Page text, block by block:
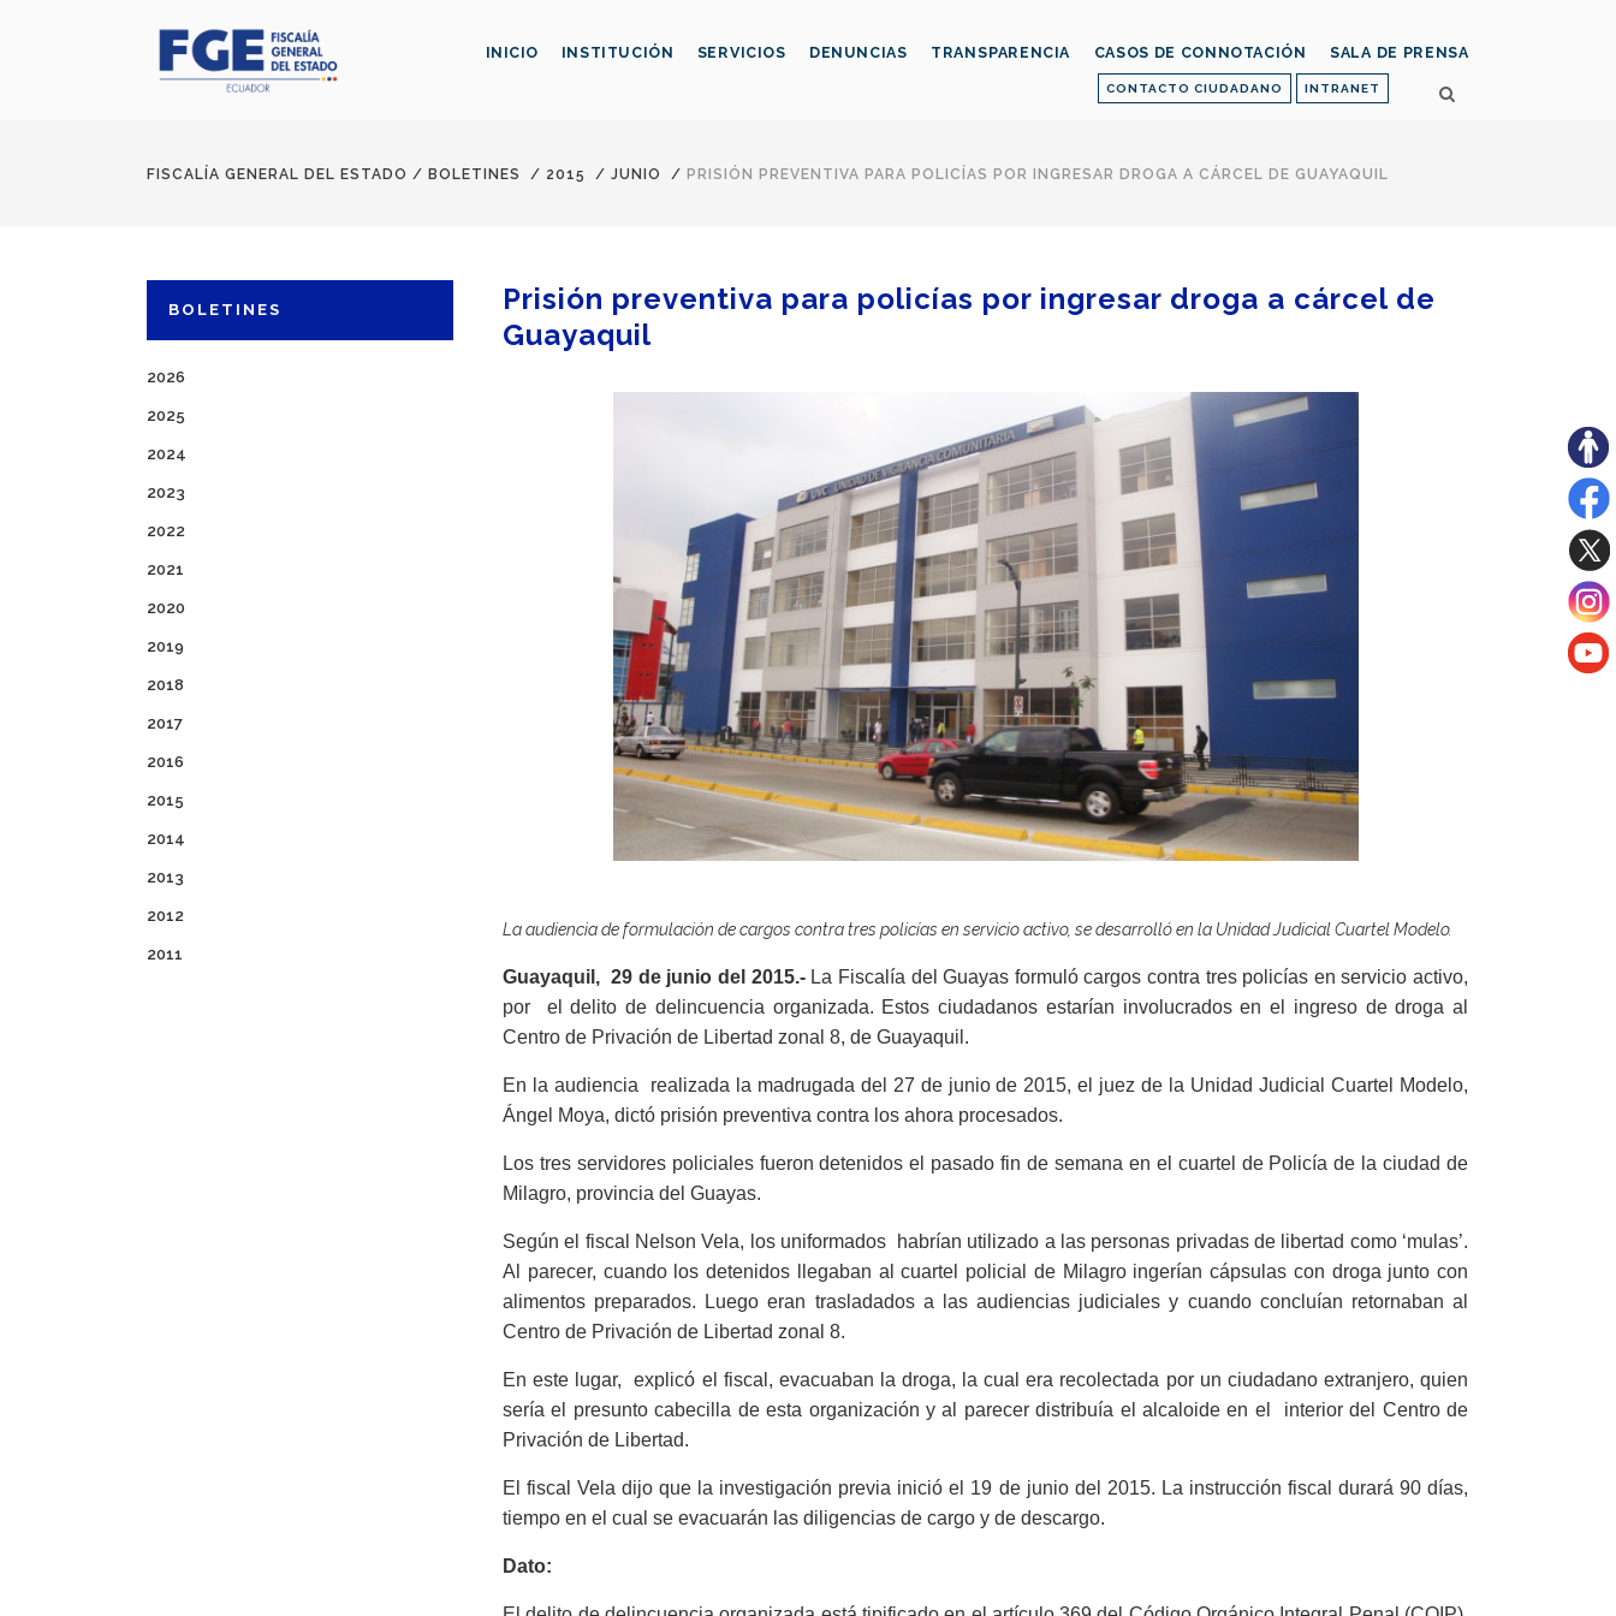
CONTACTO CIUDADANO INTRANET
INICIO INSTITUCIÓN SERVICIOS DENUNCIAS TRANSPARENCIA CASOS DE CONNOTACIÓN SALA DE PRENSA
FISCALÍA GENERAL DEL ESTADO / BOLETINES / 2015 / JUNIO / PRISIÓN PREVENTIVA PARA POLICÍAS POR INGRESAR DROGA A CÁRCEL DE GUAYAQUIL
BOLETINES
2026
2025
2024
2023
2022
2021
2020
2019
2018
2017
2016
2015
2014
2013
2012
2011
Prisión preventiva para policías por ingresar droga a cárcel de
Guayaquil
La audiencia de formulación de cargos contra tres policías en servicio activo, se desarrolló en la Unidad Judicial Cuartel Modelo.
Guayaquil, 29 de junio del 2015.- La Fiscalía del Guayas formuló cargos contra tres policías en servicio activo,
por el delito de delincuencia organizada. Estos ciudadanos estarían involucrados en el ingreso de droga al
Centro de Privación de Libertad zonal 8, de Guayaquil.
En la audiencia realizada la madrugada del 27 de junio de 2015, el juez de la Unidad Judicial Cuartel Modelo,
Ángel Moya, dictó prisión preventiva contra los ahora procesados.
Los tres servidores policiales fueron detenidos el pasado fin de semana en el cuartel de Policía de la ciudad de
Milagro, provincia del Guayas.
Según el fiscal Nelson Vela, los uniformados habrían utilizado a las personas privadas de libertad como ‘mulas’.
Al parecer, cuando los detenidos llegaban al cuartel policial de Milagro ingerían cápsulas con droga junto con
alimentos preparados. Luego eran trasladados a las audiencias judiciales y cuando concluían retornaban al
Centro de Privación de Libertad zonal 8.
En este lugar, explicó el fiscal, evacuaban la droga, la cual era recolectada por un ciudadano extranjero, quien
sería el presunto cabecilla de esta organización y al parecer distribuía el alcaloide en el interior del Centro de
Privación de Libertad.
El fiscal Vela dijo que la investigación previa inició el 19 de junio del 2015. La instrucción fiscal durará 90 días,
tiempo en el cual se evacuarán las diligencias de cargo y de descargo.
Dato: